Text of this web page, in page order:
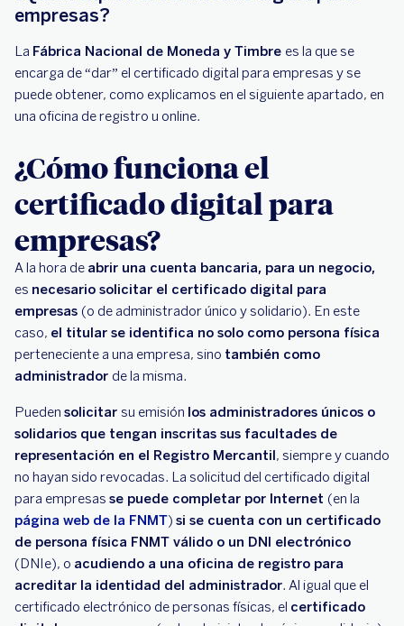
empresas?
La Fábrica Nacional de Moneda y Timbre es la que se
encarga de “dar” el certificado digital para empresas y se
puede obtener, como explicamos en el siguiente apartado, en
una oficina de registro u online.
¿Cómo funciona el
certificado digital para
empresas?
A la hora de abrir una cuenta bancaria, para un negocio,
es necesario solicitar el certificado digital para
empresas (o de administrador único y solidario). En este
caso, el titular se identifica no solo como persona física
perteneciente a una empresa, sino también como
administrador de la misma.
Pueden solicitar su emisión los administradores únicos o
solidarios que tengan inscritas sus facultades de
representación en el Registro Mercantil, siempre y cuando
no hayan sido revocadas. La solicitud del certificado digital
para empresas se puede completar por Internet (en la
página web de la FNMT) si se cuenta con un certificado
de persona física FNMT válido o un DNI electrónico
(DNIe), o acudiendo a una oficina de registro para
acreditar la identidad del administrador. Al igual que el
certificado electrónico de personas físicas, el certificado